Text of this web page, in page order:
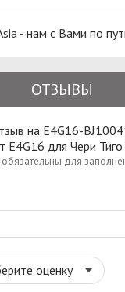
- нам с Вами по
ОТЗЫВЫ
на E4G16-
E4G16 для Чери
для